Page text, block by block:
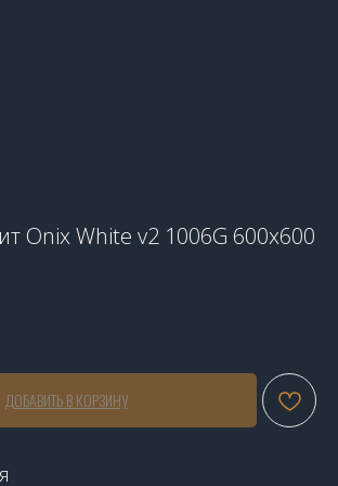
Onix White v2 1006G 600x600
ДОБАВИТЬ В КОРЗИНУ